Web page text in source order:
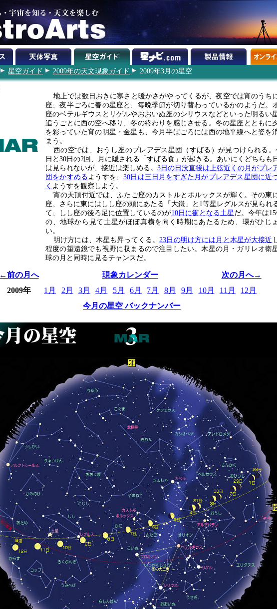
星空ガイド 2009年の天文現象ガイド 2009年3月の星空
地上では数日おきに寒さと暖かさがやってくるが、夜空では宵のうち
座、夜半ごろに春の星座と、毎晩季節が切り替わっているかのようだ。
座のベテルギウスとリゲルやおおいぬ座のシリウスなどといった明るい
追うごとに西の空へ移り、冬の終わりを感じさせる。冬の星座とともに
を彩っていた宵の明星・金星も、今月半ばごろには西の地平線へと姿を
まう。
西の空では、おうし座のプレアデス星団（すばる）が見つけられる。
日と30日の2回、月に隠される「すばる食」が起きる。あいにくどちらも
は見られないが、接近は楽しめる。 3日の日没直後は上弦近くの月がプレ
団をかすめるようすを、30日は三日月をすぎた月がプレアデス星団に近
く ようすを観察しよう。
宵の天頂付近では、ふたご座のカストルとポルックスが輝く。その東
座、さらに東にはしし座の頭にあたる「大鎌」と1等星レグルスが見られ
て、しし座の後ろ足に位置しているのが10日に衝となる土星だ。今年は
の、地球から見て土星がほぼ真横を向く時期にあたるため、環がひじ
い。
明け方には、木星も昇ってくる。 23日の明け方には月と木星が大接近
程度の望遠鏡でも視野に収まるので注目したい。木星の月・ガリレオ衛
球の月と同時に見るチャンスだ。
←前の月へ 現象カレンダー
次の月へ→
2009年
1月 2月 3月 4月 5月 6月 7月 8月 9月 10月 11月
12月
今月の星空 バックナンバー